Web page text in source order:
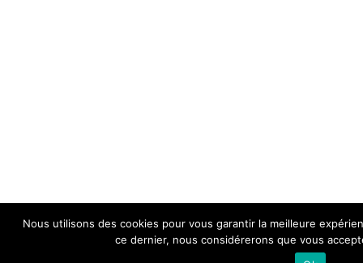
Nous utilisons des cookies pour vous garantir la meilleure
ce dernier, nous considérerons que vous